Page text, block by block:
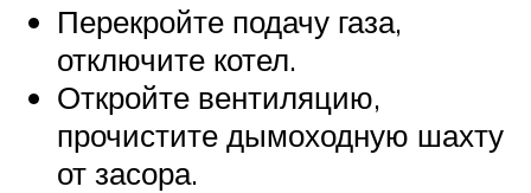
Перекройте подачу газа,
отключите котел.
Откройте вентиляцию,
прочистите дымоходную шахту
от засора.